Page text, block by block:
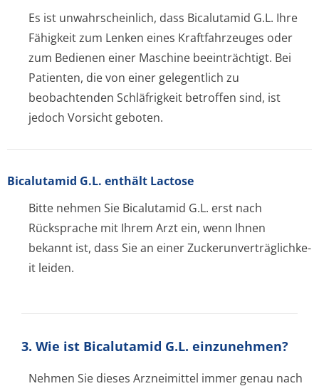
Es ist unwahrscheinlich, dass Bicalutamid G.L. Ihre
Fähigkeit zum Lenken eines Kraftfahrzeuges oder
zum Bedienen einer Maschine beeinträchtigt. Bei
Patienten, die von einer gelegentlich zu
beobachtenden Schläfrigkeit betroffen sind, ist
jedoch Vorsicht geboten.
Bicalutamid G.L. enthält Lactose
Bitte nehmen Sie Bicalutamid G.L. erst nach
Rücksprache mit Ihrem Arzt ein, wenn Ihnen
bekannt ist, dass Sie an einer Zuckerunverträglichke­
it leiden.
3. Wie ist Bicalutamid G.L. einzunehmen?
Nehmen Sie dieses Arzneimittel immer genau nach